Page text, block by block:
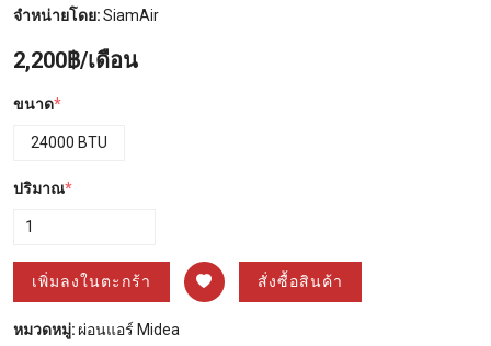
จำหน่ายโดย:SiamAir
2,200฿/เดือน
ขนาด*
24000 BTU
ปริมาณ*
เพิ่มลงในตะกร้า สั่งซื้อสินค้า
หมวดหมู่: ผ่อนแอร์ Midea